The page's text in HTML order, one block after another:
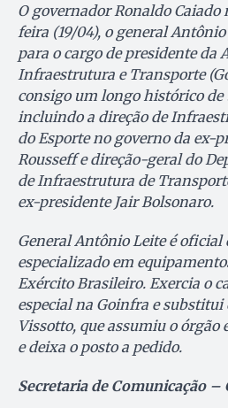
O governador Ronaldo
feira (19/04), o general
para o cargo de presidente da
Infraestrutura e Transporte
consigo um longo histórico de
incluindo a direção de
do Esporte no governo da ex-
Rousseff e direção-geral do
de Infraestrutura de
ex-presidente Jair Bolsonaro.
General Antônio Leite é oficial
especializado em
Exército Brasileiro. Exercia o
especial na Goinfra e substitui
Vissotto, que assumiu o órgão
e deixa o posto a pedido.
Secretaria de Comunicação –